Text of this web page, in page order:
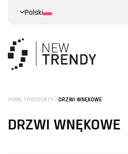
Polski
HOME PRODUKTY DRZWI WNĘKOWE
DRZWI WNĘKOWE